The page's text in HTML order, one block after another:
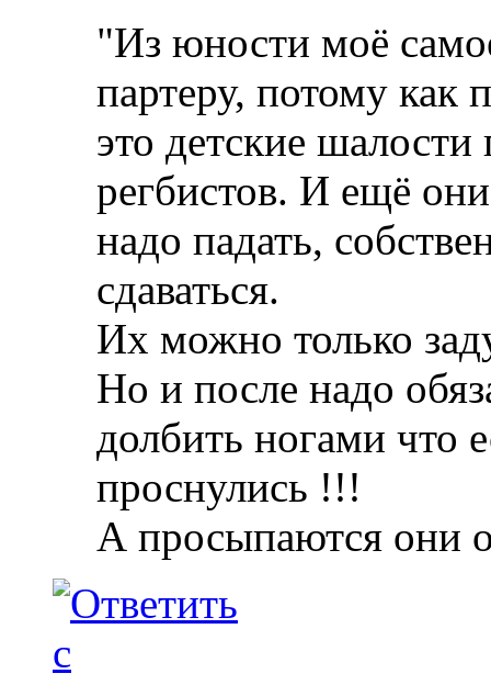
"Из юности моё
партеру, потому как
это детские
регбистов. И ещё
надо падать,
сдаваться.
Их можно только
Но и после надо
долбить ногами что
проснулись !!!
А просыпаются они